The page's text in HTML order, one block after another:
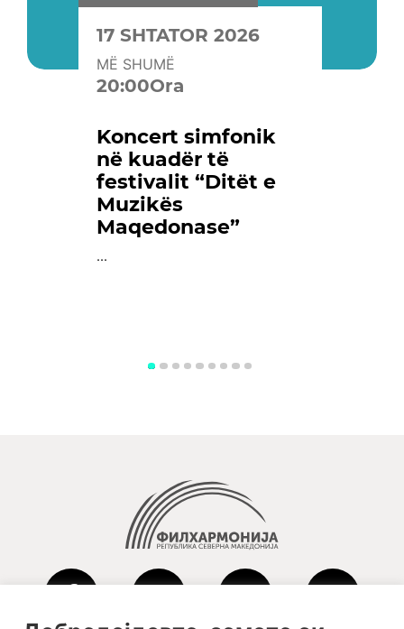
17 SHTATOR 2026
MË SHUMË
20:00Ora
Koncert simfonik
në kuadër të
festivalit “Ditët e
Muzikës
Maqedonase”
...